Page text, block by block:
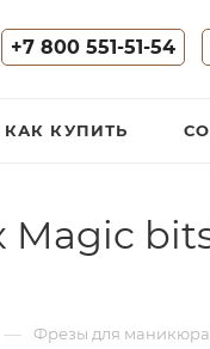
+7 800 551-51-54
КАК КУПИТЬ
— Фрезы для